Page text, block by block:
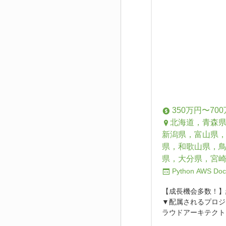
350万円〜700
北海道，青森
新潟県，富山県
県，和歌山県，
県，大分県，宮
Python AWS
【成長機会多数
▼配属されるプロ
ラウドアーキテク